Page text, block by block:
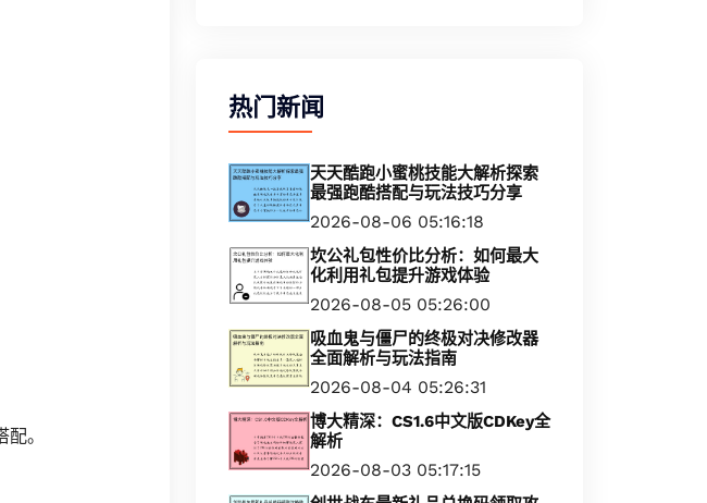
。
热门新闻
天天酷跑小蜜桃技能大解析探索
最强跑酷搭配与玩法技巧分享
2026-08-06 05:16:18
坎公礼包性价比分析：如何最大
化利用礼包提升游戏体验
2026-08-05 05:26:00
吸血鬼与僵尸的终极对决修改器
全面解析与玩法指南
2026-08-04 05:26:31
博大精深：CS1.6中文版CDKey全
解析
2026-08-03 05:17:15